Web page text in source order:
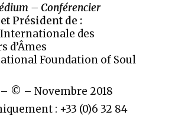
– Conférencier
Président de :
des
d’Âmes
Foundation of Soul
© – Novembre 2018
: +33 (0)6 32 84